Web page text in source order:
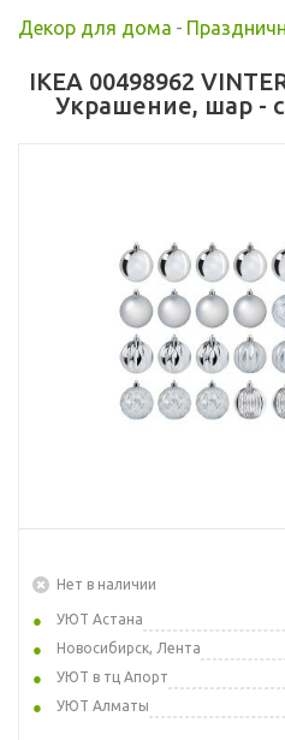
Декор для дома -
IKEA 00498962
Украшение, шар -
Нет в наличии
УЮТ Астана
Новосибирск, Лента
УЮТ в тц Апорт
УЮТ Алматы